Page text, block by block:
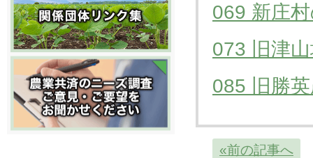
069 新庄
073 旧津
085 旧勝
«前の記事へ